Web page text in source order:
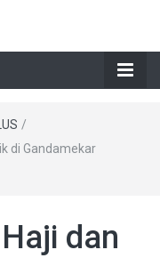
/
di Gandamekar
dan